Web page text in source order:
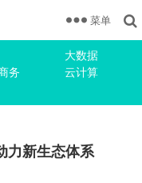
大数据
务
云计算
菜单
力新生态体系